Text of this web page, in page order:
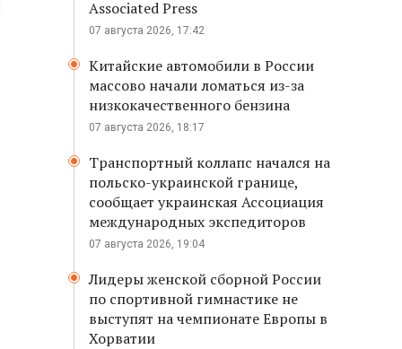
Associated Press
07 августа 2026, 17:42
Китайские автомобили в России
массово начали ломаться из-за
низкокачественного бензина
07 августа 2026, 18:17
Транспортный коллапс начался на
польско-украинской границе,
сообщает украинская Ассоциация
международных экспедиторов
07 августа 2026, 19:04
Лидеры женской сборной России
по спортивной гимнастике не
выступят на чемпионате Европы в
Хорватии